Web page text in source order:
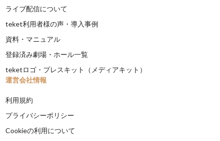
ライブ配信について
teket利用者様の声・導入事例
資料・マニュアル
登録済み劇場・ホール一覧
teketロゴ・プレスキット（メディアキット）
運営会社情報
利用規約
プライバシーポリシー
Cookieの利用について